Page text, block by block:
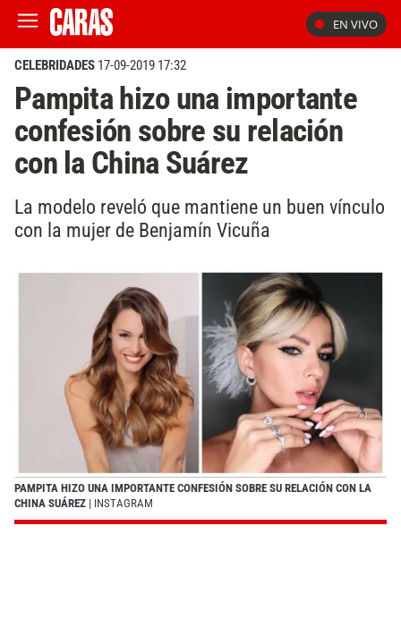
EN VIVO
CELEBRIDADES 17-09-2019 17:32
Pampita hizo una importante
confesión sobre su relación
con la China Suárez
La modelo reveló que mantiene un buen vínculo
con la mujer de Benjamín Vicuña
PAMPITA HIZO UNA IMPORTANTE CONFESIÓN SOBRE SU RELACIÓN CON LA
CHINA SUÁREZ | INSTAGRAM